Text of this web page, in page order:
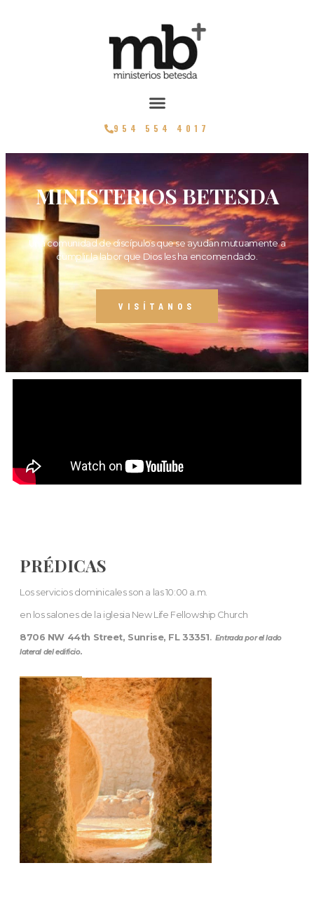
954 554 4017
MINISTERIOS BETESDA
Una comunidad de discípulos que se ayudan mutuamente a
cumplir la labor que Dios les ha encomendado.
VISÍTANOS
PRÉDICAS
Los servicios dominicales son a las 10:00 a.m.
en los salones de la iglesia New Life Fellowship Church
8706 NW 44th Street, Sunrise, FL 33351. Entrada por el lado
lateral del edificio.